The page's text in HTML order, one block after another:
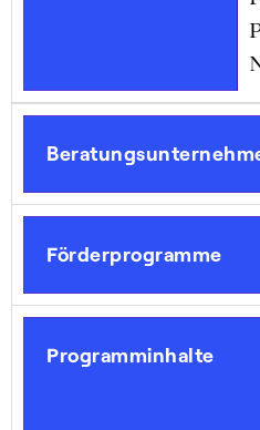
Förderprogramme
Programminhalte